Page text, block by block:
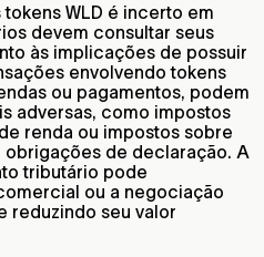
WLD é incerto em
devem consultar seus
às implicações de possuir
envolvendo tokens
ou pagamentos, podem
adversas, como impostos
renda ou impostos sobre
de declaração. A
tributário pode
ou a negociação
reduzindo seu valor